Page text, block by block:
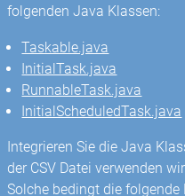
folgenden Java Klassen:
Taskable.java
InitialTask.java
RunnableTask.java
InitialScheduledTask.java
Integrieren Sie die Java
der CSV Datei verwenden
Solche bedingt die folgende